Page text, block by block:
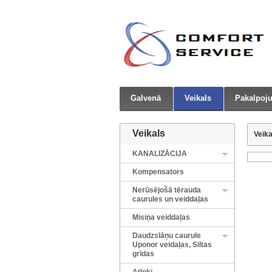
Galvenā Veikals
Veikals
KANALIZĀCIJA
Kompensators
Nerūsējošā tērauda
caurules un veiddaļas
Misiņa veiddaļas
Daudzslāņu caurule
Uponor veidaļas, Siltas
grīdas